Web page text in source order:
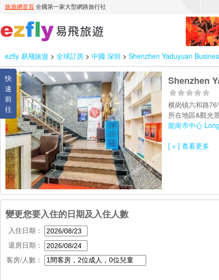
ezfly 易飛旅遊 > 全球訂房 > 中國 深圳 > Shenzhen Yaduyuan
快
速
前
往
Shenzhen
横岗镇六和路
所在地區&觀光
龍崗市中心
[ + ] 查看更多
變更您要入住的日期及入住人數
入住日期：
退房日期：
客房/人數：